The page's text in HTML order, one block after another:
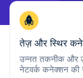
तेज़ और स्थिर
उन्नत तकनीक और
नेटवर्क कनेक्शन की